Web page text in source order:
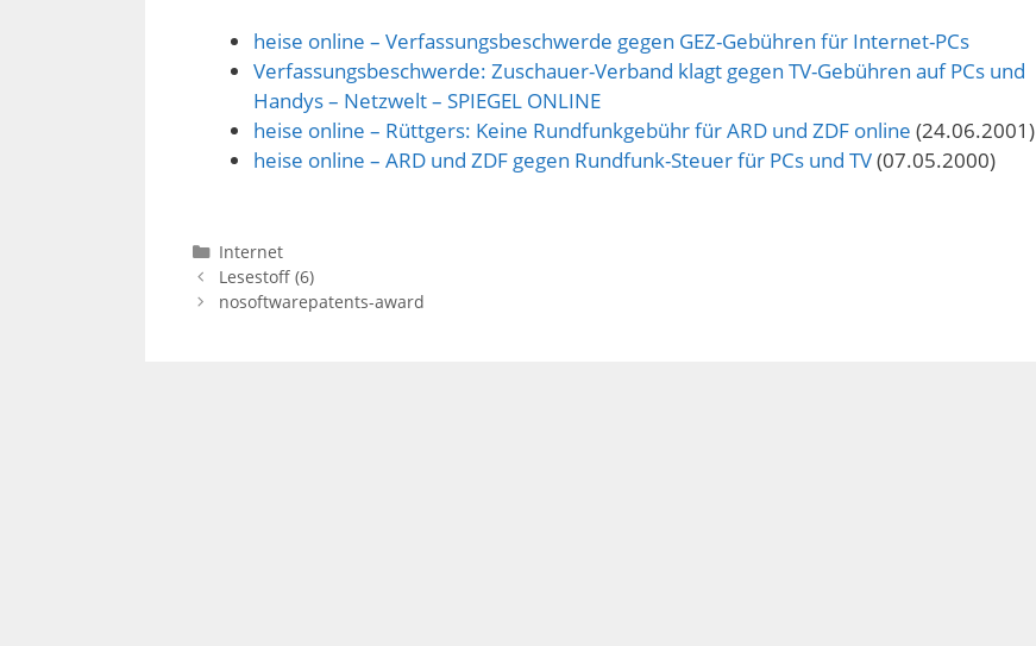
heise online – Verfassungsbeschwerde gegen GEZ-Gebühren für Internet-PCs
Verfassungsbeschwerde: Zuschauer-Verband klagt gegen TV-Gebühren auf PCs und
Handys – Netzwelt – SPIEGEL ONLINE
heise online – Rüttgers: Keine Rundfunkgebühr für ARD und ZDF online (24.06.2001)
heise online – ARD und ZDF gegen Rundfunk-Steuer für PCs und TV(07.05.2000)
Kategorien
Internet
Lesestoff (6)
nosoftwarepatents-award